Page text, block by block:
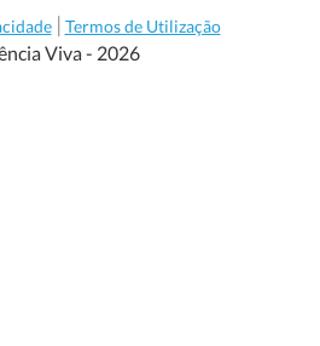
| Termos de Utilização
Viva - 2026